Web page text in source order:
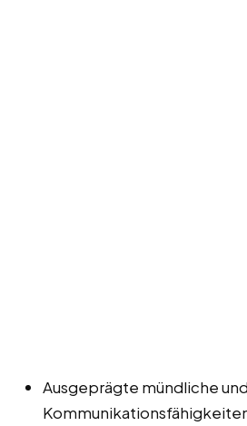
Ausgeprägte mündliche